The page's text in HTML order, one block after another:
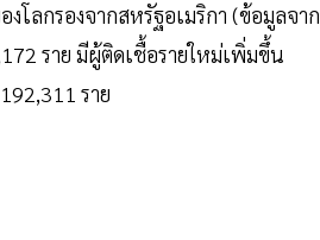
ลกรองจากสหรัฐอเมริกา (ข้อมูลจาก
ราย มีผู้ติดเชื้อรายใหม่เพิ่มขึ้น
ราย